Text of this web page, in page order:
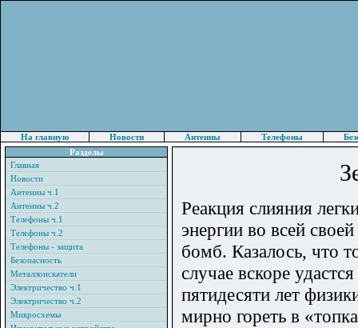
На главную Новости Антенны Телефоны
Разделы
Главная
Новости
Антенны ч.1
Антенны ч.2
Телефоны ч.1
Телефоны ч.2
Телефоны - защита
Безопасность
Металлоискатели
Электричество ч.1
Электричество ч.2
Микросхемы
Реакция слияния
энергии во всей
бомб. Казалось, что
случае вскоре
пятидесяти лет
мирно гореть в